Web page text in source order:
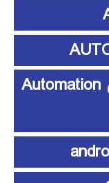
آموزش اتوماسیون صنعتی Automation